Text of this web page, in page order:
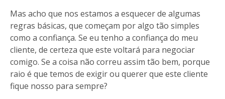
Mas acho que nos estamos a esquecer de algumas
regras básicas, que começam por algo tão simples
como a confiança. Se eu tenho a confiança do meu
cliente, de certeza que este voltará para negociar
comigo. Se a coisa não correu assim tão bem, porque
raio é que temos de exigir ou querer que este cliente
fique nosso para sempre?